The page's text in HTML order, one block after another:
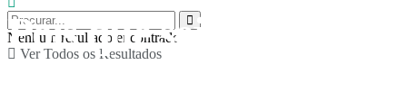
Nenhum resultado encontrado
Ver Todos os Resultados
Pois que seja agora –